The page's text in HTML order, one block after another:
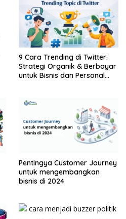
9 Cara Trending di Twitter:
Strategi Organik & Berbayar
untuk Bisnis dan Personal
Pentingya Customer Journey
untuk mengembangkan
bisnis di 2024